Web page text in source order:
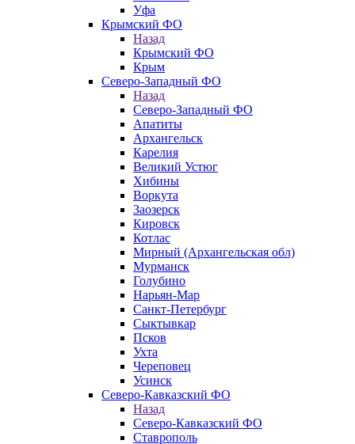
Уфа
Крымский ФО
Назад
Крымский ФО
Крым
Северо-Западный ФО
Назад
Северо-Западный ФО
Апатиты
Архангельск
Карелия
Великий Устюг
Хибины
Воркута
Заозерск
Кировск
Котлас
Мирный (Архангельская обл)
Мурманск
Голубино
Нарьян-Мар
Санкт-Петербург
Сыктывкар
Псков
Ухта
Череповец
Усинск
Северо-Кавказский ФО
Назад
Северо-Кавказский ФО
Ставрополь